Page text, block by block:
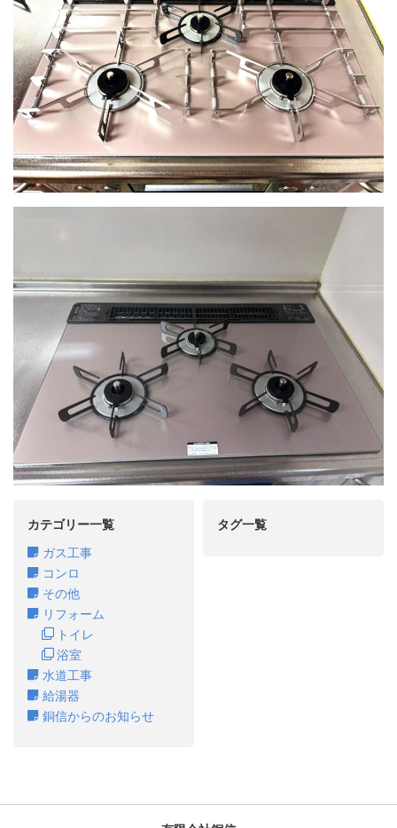
カテゴリー一覧
ガス工事
コンロ
その他
リフォーム
トイレ
浴室
水道工事
給湯器
銅信からのお知らせ
タグ一覧